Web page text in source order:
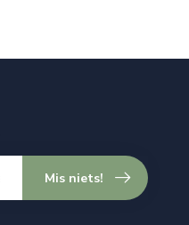
Mis niets!